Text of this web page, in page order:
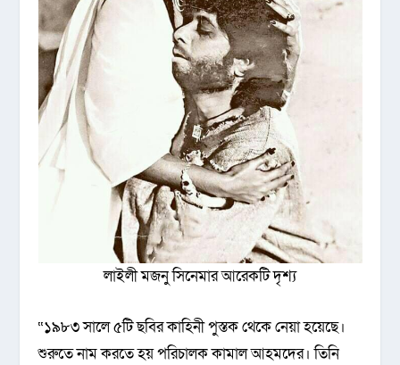
লাইলী মজনু সিনেমার আরেকটি দৃশ্য
“১৯৮৩ সালে ৫টি ছবির কাহিনী পুস্তক থেকে নেয়া হয়েছে।
শুরুতে নাম করতে হয় পরিচালক কামাল আহমদের। তিনি